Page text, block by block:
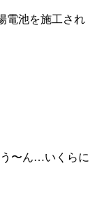
電池を施工され
〜ん…いくらに